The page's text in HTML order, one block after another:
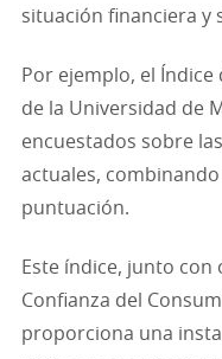
situación financiera y
Por ejemplo, el
de la Universidad de
encuestados sobre
actuales,
puntuación.
Este índice, junto
Confianza del
proporciona una